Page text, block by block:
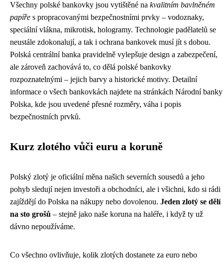
Všechny polské bankovky jsou vytištěné na kvalitním bavlněném
papíře s propracovanými bezpečnostními prvky – vodoznaky,
speciální vlákna, mikrotisk, hologramy. Technologie padělatelů se
neustále zdokonalují, a tak i ochrana bankovek musí jít s dobou.
Polská centrální banka pravidelně vylepšuje design a zabezpečení,
ale zároveň zachovává to, co dělá polské bankovky
rozpoznatelnými – jejich barvy a historické motivy. Detailní
informace o všech bankovkách najdete na stránkách Národní banky
Polska, kde jsou uvedené přesné rozměry, váha i popis
bezpečnostních prvků.
Kurz zlotého vůči euru a koruně
Polský zlotý je oficiální měna našich severních sousedů a jeho
pohyb sledují nejen investoři a obchodníci, ale i všichni, kdo si rádi
zajíždějí do Polska na nákupy nebo dovolenou. Jeden zlotý se dělí
na sto grošů – stejně jako naše koruna na haléře, i když ty už
dávno nepoužíváme.
Co všechno ovlivňuje, kolik zlotých dostanete za euro nebo